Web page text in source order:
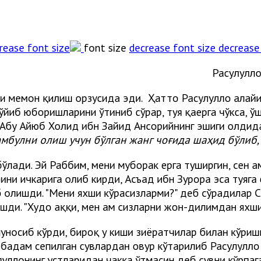
font size decrease font size
қилиш орзусида эди. Ҳатто Расулуллоҳ
юборишларини ўтиниб сўрар, туя қаерга чўкса,
Айюб Холид ибн Зайид Ансорийнинг эшиги
олиш учун бўлган жанг чоғида шаҳид
Эй Раббим, мени муборак ерга туширгин, сен
ичкарига олиб кирди, Асъад ибн Зурора эса
"Мени яхши кўрасизларми?" деб сўрадилар
"Худо ҳаққи, мен ҳам сизларни жон-дилимдан
кўрди, бироқ у киши зиёратчилар билан
сепилган сувлардан ҳовур кўтарилиб